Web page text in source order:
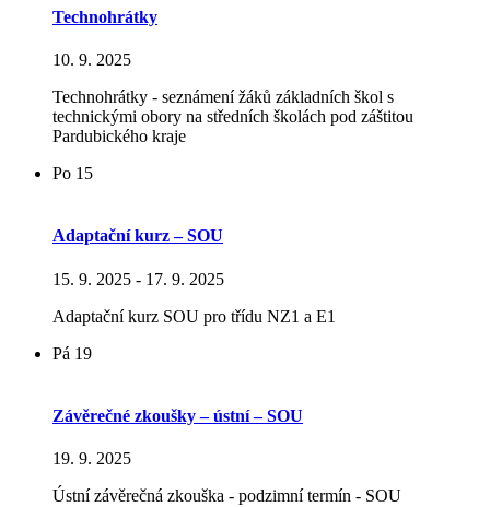
Technohrátky
10. 9. 2025
Technohrátky - seznámení žáků základních škol s
technickými obory na středních školách pod záštitou
Pardubického kraje
Po 15
Adaptační kurz – SOU
15. 9. 2025 - 17. 9. 2025
Adaptační kurz SOU pro třídu NZ1 a E1
Pá 19
Závěrečné zkoušky – ústní – SOU
19. 9. 2025
Ústní závěrečná zkouška - podzimní termín - SOU